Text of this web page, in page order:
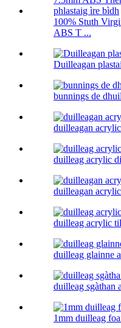
100% Stuth
ABS T ...
Duilleagan
bunnings de
duilleagan
duilleag acrylic
duilleagan
duilleag acrylic
duilleag glainne
duilleag sgàthan
1mm duilleag